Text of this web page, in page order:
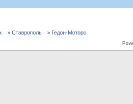
» Ставрополь » Гедон-Моторс